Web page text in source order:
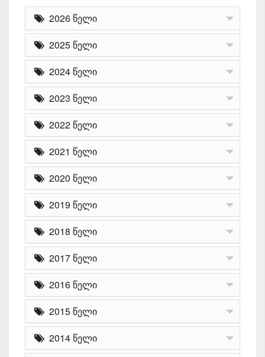
2026 წელი
2025 წელი
2024 წელი
2023 წელი
2022 წელი
2021 წელი
2020 წელი
2019 წელი
2018 წელი
2017 წელი
2016 წელი
2015 წელი
2014 წელი